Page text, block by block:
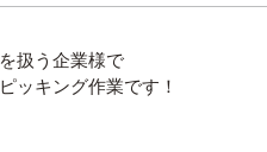
扱う企業様で
ッキング作業です！